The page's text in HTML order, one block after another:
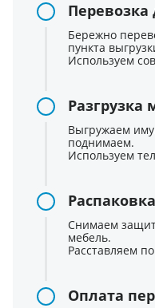
Перевозка
Бережно
пункта
Используем
Выгружаем
поднимаем.
Используем
Снимаем
мебель.
Расставляем
Оплата